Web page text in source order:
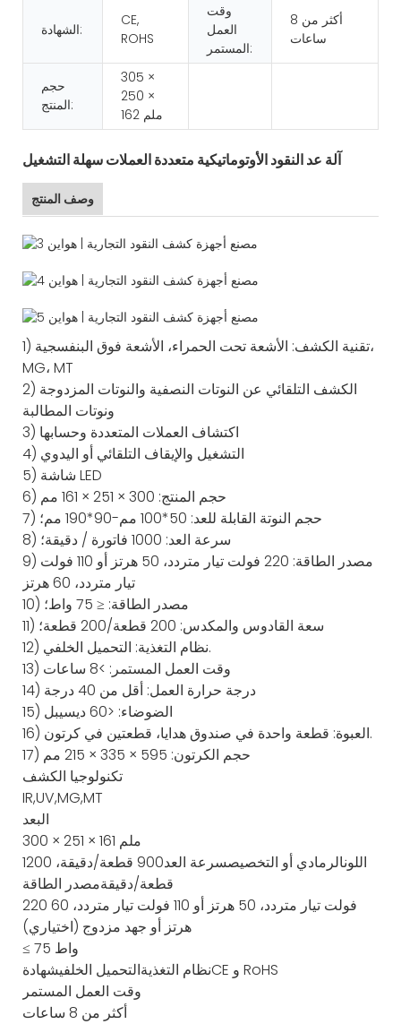
الشهادة:
CE,
ROHS
وقت
العمل
المستمر:
أكثر من 8
ساعات
حجم
المنتج:
305 ×
250 ×
162 ملم
آلة عد النقود الأوتوماتيكية متعددة العملات سهلة التشغيل
وصف المنتج
1) تقنية الكشف: الأشعة تحت الحمراء، الأشعة فوق البنفسجية،
MG، MT
2) الكشف التلقائي عن النوتات النصفية والنوتات المزدوجة
ونوتات المطالبة
3) اكتشاف العملات المتعددة وحسابها
4) التشغيل والإيقاف التلقائي أو اليدوي
5) شاشة LED
6) حجم المنتج: 300 × 251 × 161 مم
7) حجم النوتة القابلة للعد: 50*100 مم-90*190 مم؛
8) سرعة العد: 1000 فاتورة / دقيقة؛
9) مصدر الطاقة: 220 فولت تيار متردد، 50 هرتز أو 110 فولت
تيار متردد، 60 هرتز
10) مصدر الطاقة: ≤ 75 واط؛
11) سعة القادوس والمكدس: 200 قطعة/200 قطعة؛
12) نظام التغذية: التحميل الخلفي.
13) وقت العمل المستمر: >8 ساعات
14) درجة حرارة العمل: أقل من 40 درجة
15) الضوضاء: <60 ديسيبل
16) العبوة: قطعة واحدة في صندوق هدايا، قطعتين في كرتون.
17) حجم الكرتون: 595 × 335 × 215 مم
تكنولوجيا الكشف
IR,UV,MG,MT
البعد
300 × 251 × 161 ملم
اللونالرمادي أو التخصيصسرعة العد
900 قطعة/دقيقة، 1200
قطعة/دقيقةمصدر الطاقة
220 فولت تيار متردد، 50 هرتز أو 110 فولت تيار متردد، 60
هرتز أو جهد مزدوج (اختياري)
≤ 75 واط
نظام التغذيةالتحميل الخلفيشهادة
CE و RoHS
وقت العمل المستمر
أكثر من 8 ساعات